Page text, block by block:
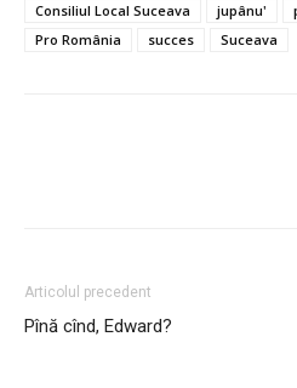
Consiliul Local Suceava
jupânu'
Pro România
succes Suceava
Articolul precedent
Pînă cînd, Edward?